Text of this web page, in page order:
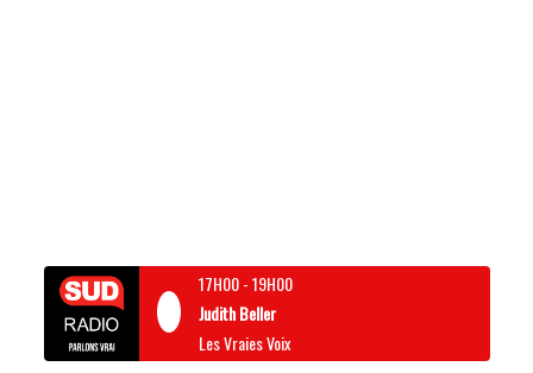
17H00-19H00
Judith Beller
Les Vraies Voix